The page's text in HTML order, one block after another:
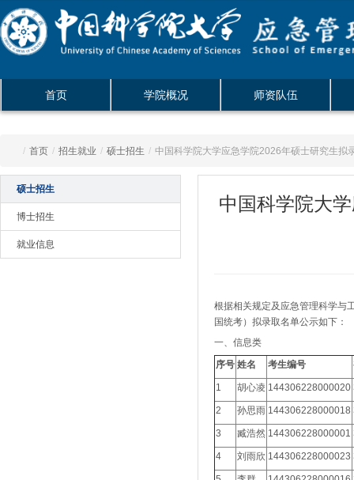
首页 学院概况 师资队伍
/ 首页 / 招生就业 / 硕士招生 / 中国科学院大学应急学院2026年硕士研究生拟
硕士招生
博士招生
就业信息
中国科学院大
根据相关规定及应急管理科学与
国统考）拟录取名单公示如下：
一、信息类
序号 姓名 考生编号
1 胡心凌 144306228000020
2 孙思雨 144306228000018
3 臧浩然 144306228000001
4 刘雨欣 144306228000023